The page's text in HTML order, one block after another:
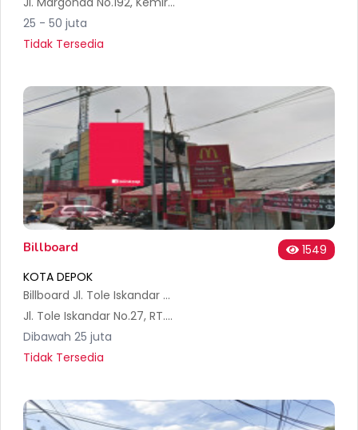
25 - 50 juta
Tidak Tersedia
Billboard
1549
KOTA DEPOK
Billboard Jl. Tole Iskandar Kemakmuran (RM.Patapang)
Jl. Tole Iskandar No.27, RT.1/RW.1, Tirtajaya, Kec. Sukmajaya, Kota Depok, Jawa Barat 16412, Indonesia
Dibawah 25 juta
Tidak Tersedia